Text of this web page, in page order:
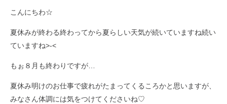
こんにちわ☆
夏休みが終わる終わってから夏らしい天気が続いていますね続い
ていますね>-<
もぉ８月も終わりですが…
夏休み明けのお仕事で疲れがたまってくるころかと思いますが、
みなさん体調には気をつけてくださいね♡